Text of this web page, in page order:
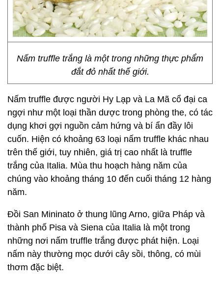
Nấm truffle trắng là một trong những thực phẩm
đắt đỏ nhất thế giới.
Nấm truffle được người Hy Lạp và La Mã cổ đại ca
ngợi như một loại thần dược trong phòng the, có tác
dụng khơi gợi nguồn cảm hứng và bí ẩn đầy lôi
cuốn. Hiện có khoảng 63 loại nấm truffle khác nhau
trên thế giới, tuy nhiên, giá trị cao nhất là truffle
trắng của Italia. Mùa thu hoạch hàng năm của
chúng vào khoảng tháng 10 đến cuối tháng 12 hàng
năm.
Đồi San Mininato ở thung lũng Arno, giữa Pháp và
thành phố Pisa và Siena của Italia là một trong
những nơi nấm truffle trắng được phát hiện. Loại
nấm này thường mọc dưới cây sồi, thông, có mùi
thơm đặc biệt.